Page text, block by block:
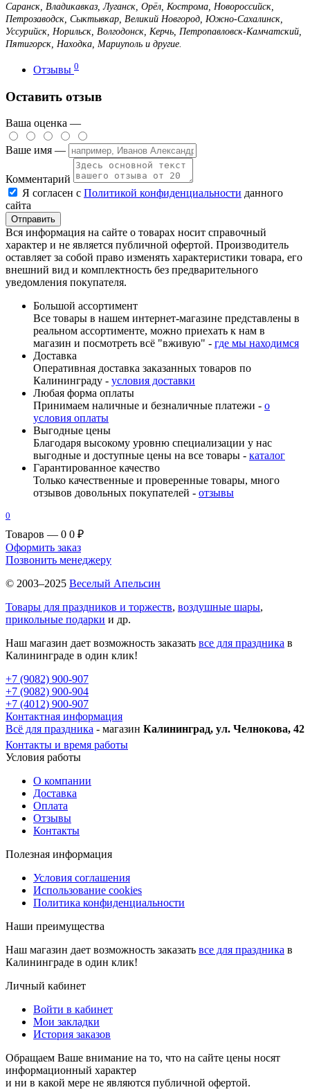
Саранск, Владикавказ, Луганск, Орёл, Кострома, Новороссийск,
Петрозаводск, Сыктывкар, Великий Новгород, Южно-Сахалинск,
Уссурийск, Норильск, Волгодонск, Керчь, Петропавловск-Камчатский,
Пятигорск, Находка, Мариуполь и другие.
Отзывы 0
Оставить отзыв
Ваша оценка —
Ваше имя —
Комментарий
Я согласен с Политикой конфиденциальности данного
сайта
Вся информация на сайте о товарах носит справочный
характер и не является публичной офертой. Производитель
оставляет за собой право изменять характеристики товара, его
внешний вид и комплектность без предварительного
уведомления покупателя.
Большой ассортимент
Все товары в нашем интернет-магазине представлены в
реальном ассортименте, можно приехать к нам в
магазин и посмотреть всё "вживую" - где мы находимся
Доставка
Оперативная доставка заказанных товаров по
Калининграду - условия доставки
Любая форма оплаты
Принимаем наличные и безналичные платежи - о
условия оплаты
Выгодные цены
Благодаря высокому уровню специализации у нас
выгодные и доступные цены на все товары - каталог
Гарантированное качество
Только качественные и проверенные товары, много
отзывов довольных покупателей - отзывы
0
Товаров — 0 0 ₽
Оформить заказ
Позвонить менеджеру
© 2003–2025 Веселый Апельсин
Товары для праздников и торжеств, воздушные шары,
прикольные подарки и др.
Наш магазин дает возможность заказать все для праздника в
Калининграде в один клик!
+7 (9082) 900-907
+7 (9082) 900-904
+7 (4012) 900-907
Контактная информация
Всё для праздника - магазин Калининград, ул. Челнокова, 42
Контакты и время работы
Условия работы
О компании
Доставка
Оплата
Отзывы
Контакты
Полезная информация
Условия соглашения
Использование cookies
Политика конфиденциальности
Наши преимущества
Наш магазин дает возможность заказать все для праздника в
Калининграде в один клик!
Личный кабинет
Войти в кабинет
Мои закладки
История заказов
Обращаем Ваше внимание на то, что на сайте цены носят
информационный характер
и ни в какой мере не являются публичной офертой.